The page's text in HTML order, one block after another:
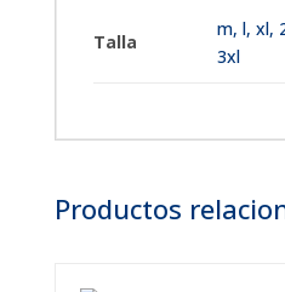
Talla
m, l, xl,
3xl
Productos